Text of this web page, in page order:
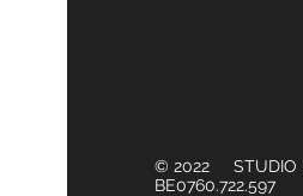
© 2022
BE0760.722.597